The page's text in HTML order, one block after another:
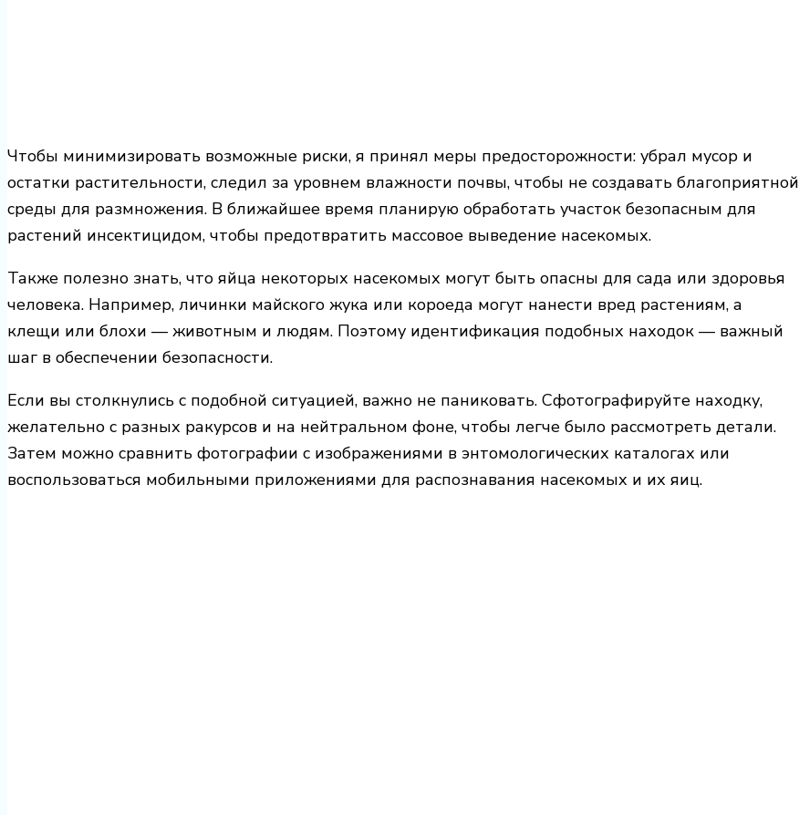
Чтобы минимизировать возможные риски, я принял меры предосторожности: убрал мусор и
остатки растительности, следил за уровнем влажности почвы, чтобы не создавать благоприятной
среды для размножения. В ближайшее время планирую обработать участок безопасным для
растений инсектицидом, чтобы предотвратить массовое выведение насекомых.
Также полезно знать, что яйца некоторых насекомых могут быть опасны для сада или здоровья
человека. Например, личинки майского жука или короеда могут нанести вред растениям, а
клещи или блохи — животным и людям. Поэтому идентификация подобных находок — важный
шаг в обеспечении безопасности.
Если вы столкнулись с подобной ситуацией, важно не паниковать. Сфотографируйте находку,
желательно с разных ракурсов и на нейтральном фоне, чтобы легче было рассмотреть детали.
Затем можно сравнить фотографии с изображениями в энтомологических каталогах или
воспользоваться мобильными приложениями для распознавания насекомых и их яиц.